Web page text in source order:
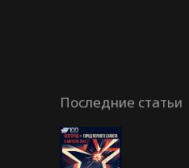
Последние статьи